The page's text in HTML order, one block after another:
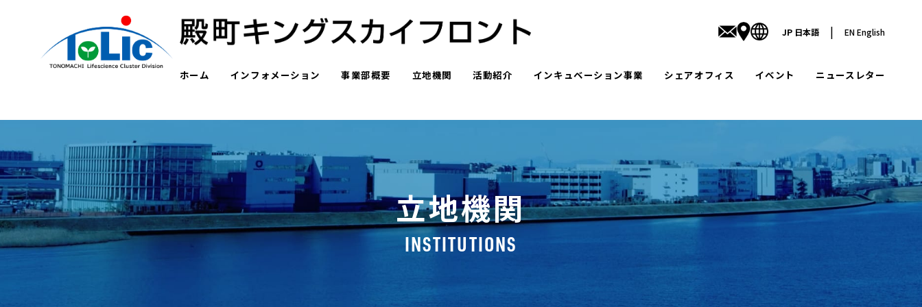
JP 日本語 |ENEnglish
ホーム インフォメーション 事業部概要 立地機関 活動紹介 インキュベーション事業 シェアオフィス イベント ニュースレター
立地機関
INSTITUTIONS